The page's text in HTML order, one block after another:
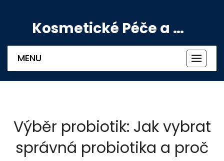
Kosmetické Péče a Výživové Doplňky
MENU
Výběr probiotik: Jak vybrat
správná probiotika a proč